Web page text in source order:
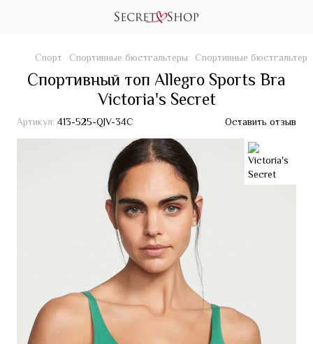
Спорт Спортивные бюстгальтеры Спортивные
Спортивный топ Allegro Sports Bra
Victoria's Secret
Артикул: 413-525-QJV-34C Оставить отзыв